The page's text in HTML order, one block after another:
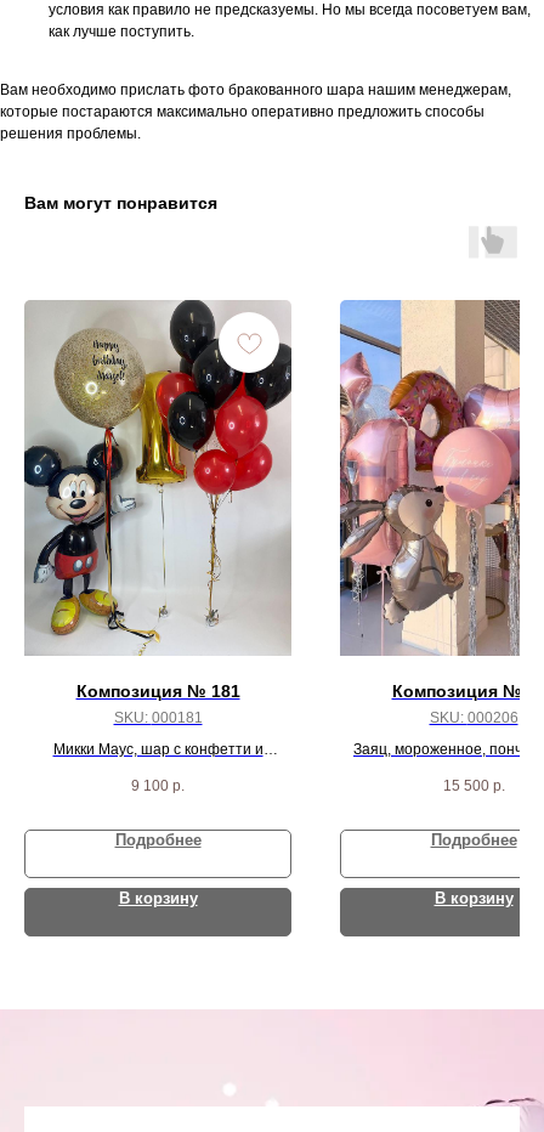
условия как правило не предсказуемы. Но мы всегда посоветуем вам,
как лучше поступить.
Вам необходимо прислать фото бракованного шара нашим менеджерам,
которые постараются максимально оперативно предложить способы
решения проблемы.
Вам могут понравится
Композиция № 181
SKU: 000181
Микки Маус, шар с конфетти и
пастель шаров
9 100 р.
Подробнее
В корзину
Композиция №
SKU: 000206
Заяц, мороженное,
шариков
15 500 р.
Подробнее
В корзину